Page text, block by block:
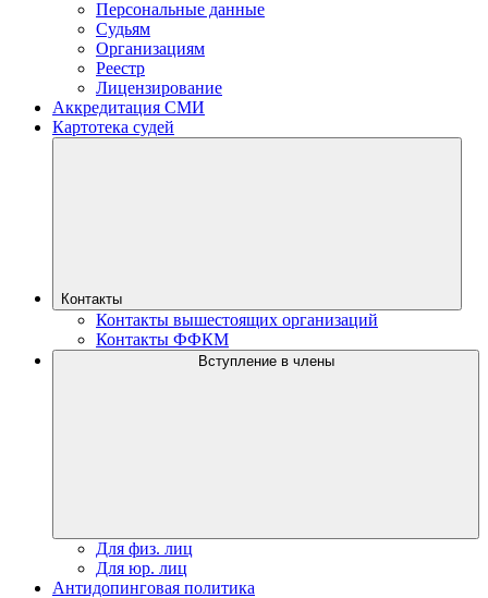
Персональные данные
Судьям
Организациям
Реестр
Лицензирование
Аккредитация СМИ
Картотека судей
Контакты
Контакты вышестоящих организаций
Контакты ФФКМ
Вступление в члены
Для физ. лиц
Для юр. лиц
Антидопинговая политика